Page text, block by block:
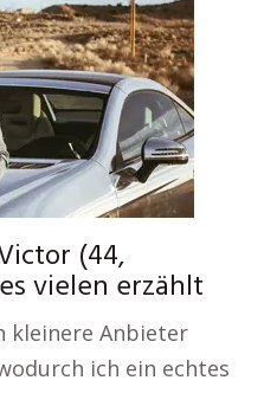
(44,
vielen erzählt
kleinere Anbieter
ich ein echtes